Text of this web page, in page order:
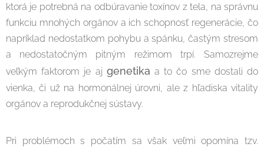
ktorá je potrebná na odbúravanie toxínov z tela, na správnu
funkciu mnohých orgánov a ich schopnosť regenerácie, čo
napríklad nedostatkom pohybu a spánku, častým stresom
a nedostatočným pitným režimom trpí. Samozrejme
veľkým faktorom je aj genetika a to čo sme dostali do
vienka, či už na hormonálnej úrovni, ale z hľadiska vitality
orgánov a reprodukčnej sústavy.
Pri problémoch s počatím sa však veľmi opomína tzv.